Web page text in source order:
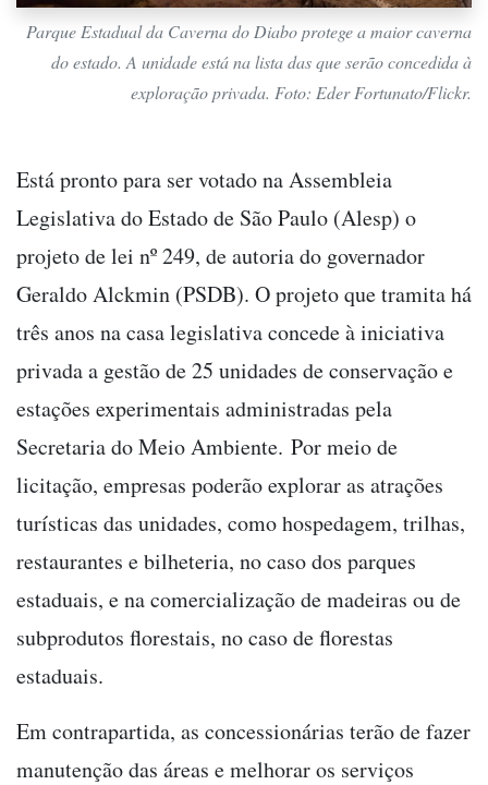
Parque Estadual da Caverna do Diabo protege a maior caverna
do estado. A unidade está na lista das que serão concedida à
exploração privada. Foto: Eder Fortunato/Flickr.
Está pronto para ser votado na Assembleia
Legislativa do Estado de São Paulo (Alesp) o
projeto de lei nº 249, de autoria do governador
Geraldo Alckmin (PSDB). O projeto que tramita há
três anos na casa legislativa concede à iniciativa
privada a gestão de 25 unidades de conservação e
estações experimentais administradas pela
Secretaria do Meio Ambiente. Por meio de
licitação, empresas poderão explorar as atrações
turísticas das unidades, como hospedagem, trilhas,
restaurantes e bilheteria, no caso dos parques
estaduais, e na comercialização de madeiras ou de
subprodutos florestais, no caso de florestas
estaduais.
Em contrapartida, as concessionárias terão de fazer
manutenção das áreas e melhorar os serviços